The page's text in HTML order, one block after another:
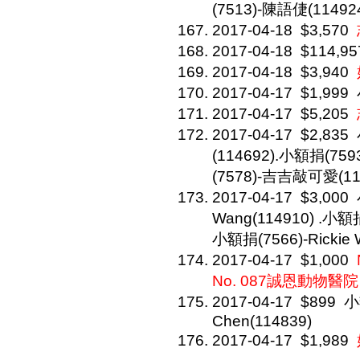
(7513)-陳語倢
2017-04-18 $3,570
2017-04-18
2017-04-18 $3,940
2017-04-17 $1,999
2017-04-17 $5,205
2017-04-17 $2,835
(114692).小額捐
(7578)-吉吉敲可愛
2017-04-17 $3,000
Wang(114910) .小額
小額捐(7566)-Rickie
2017-04-17 $1,000
No. 087誠恩動物醫
2017-04-17 $899
Chen(114839)
2017-04-17 $1,989